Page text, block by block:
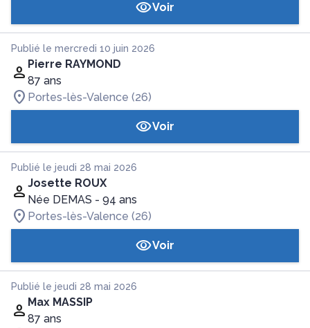
Voir
Publié le mercredi 10 juin 2026
Pierre RAYMOND
87 ans
Portes-lès-Valence (26)
Voir
Publié le jeudi 28 mai 2026
Josette ROUX
Née DEMAS - 94 ans
Portes-lès-Valence (26)
Voir
Publié le jeudi 28 mai 2026
Max MASSIP
87 ans